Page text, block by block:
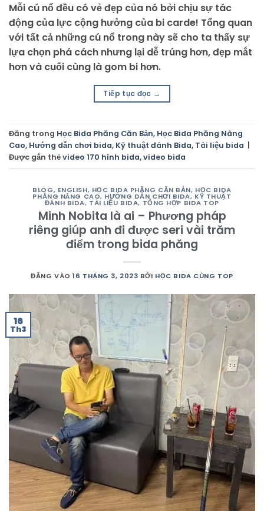
Mỗi cú nổ đều có vẻ đẹp của nó bởi chịu sự tác
động của lực cộng hưởng của bi carde! Tổng quan
với tất cả những cú nổ trong này sẽ cho ta thấy sự
lựa chọn phá cách nhưng lại dễ trúng hơn, đẹp mắt
hơn và cuối cùng là gom bi hơn.
Tiếp tục đọc →
Đăng trong Học Bida Phăng Căn Bản, Học Bida Phăng Nâng
Cao, Hướng dẫn chơi bida, Kỹ thuật đánh Bida, Tài liệu bida
Được gắn thẻvideo 170 hình bida,video bida
BLOG, ENGLISH, HỌC BIDA PHĂNG CĂN BẢN, HỌC BIDA
PHĂNG NÂNG CAO, HƯỚNG DẪN CHƠI BIDA, KỸ THUẬT
ĐÁNH BIDA, TÀI LIỆU BIDA, TỔNG HỢP BIDA TOP
Minh Nobita là ai – Phương pháp
riêng giúp anh đi được seri vài trăm
điểm trong bida phăng
ĐĂNG VÀO16 THÁNG 3, 2023 BỞI HỌC BIDA CÙNG TOP
16
Th3